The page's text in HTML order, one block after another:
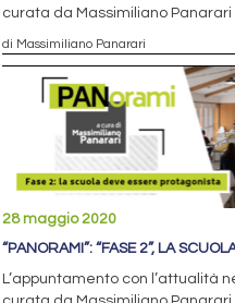
curata da Massimiliano Panarari
di Massimiliano Panarari
28 maggio 2020
“PANORAMI”: “FASE 2”, LA
L’appuntamento con l’attualità